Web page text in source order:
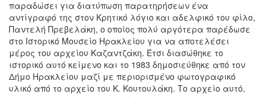
παραδώσει για διατύπωση παρατηρήσεων ένα
αντίγραφό της στον Κρητικό λόγιο και αδελφικό του φίλο,
Παντελή Πρεβελάκη, ο οποίος πολύ αργότερα παρέδωσε
στο Ιστορικό Μουσείο Ηρακλείου για να αποτελέσει
μέρος του αρχείου Καζαντζάκη. Έτσι διασώθηκε το
ιστορικό αυτό κείμενο και το 1983 δημοσιεύθηκε από τον
Δήμο Ηρακλείου μαζί με περιορισμένο φωτογραφικό
υλικό από το αρχείο του Κ. Κουτουλάκη. Το αρχείο αυτό,